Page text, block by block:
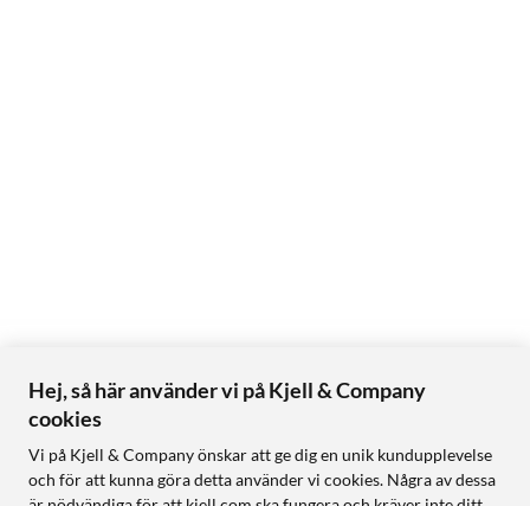
Hej, så här använder vi på Kjell & Company
cookies
Vi på Kjell & Company önskar att ge dig en unik kundupplevelse
och för att kunna göra detta använder vi cookies. Några av dessa